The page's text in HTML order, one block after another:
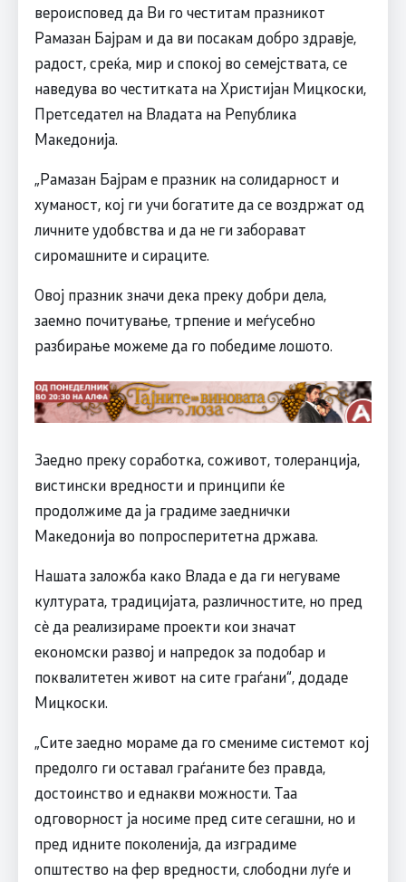
вероисповед да Ви го честитам празникот
Рамазан Бајрам и да ви посакам добро здравје,
радост, среќа, мир и спокој во семејствата, се
наведува во честитката на Христијан Мицкоски,
Претседател на Владата на Република
Македонија.
„Рамазан Бајрам е празник на солидарност и
хуманост, кој ги учи богатите да се воздржат од
личните удобвства и да не ги заборават
сиромашните и сираците.
Овој празник значи дека преку добри дела,
заемно почитување, трпение и меѓусебно
разбирање можеме да го победиме лошото.
Заедно преку соработка, соживот, толеранција,
вистински вредности и принципи ќе
продолжиме да ја градиме заеднички
Македонија во попросперитетна држава.
Нашата заложба како Влада е да ги негуваме
културата, традицијата, различностите, но пред
сè да реализираме проекти кои значат
економски развој и напредок за подобар и
поквалитетен живот на сите граѓани“, додаде
Мицкоски.
„Сите заедно мораме да го смениме системот кој
предолго ги оставал граѓаните без правда,
достоинство и еднакви можности. Таа
одговорност ја носиме пред сите сегашни, но и
пред идните поколенија, да изградиме
општество на фер вредности, слободни луѓе и